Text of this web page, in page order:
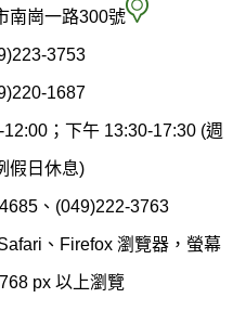
保
局
南崗一路300號 空
染
制
科
3753
1687
；下午 13:30-17:30 (週
假日休息)
、(049)222-3763
、Firefox 瀏覽器，螢幕
px 以上瀏覽